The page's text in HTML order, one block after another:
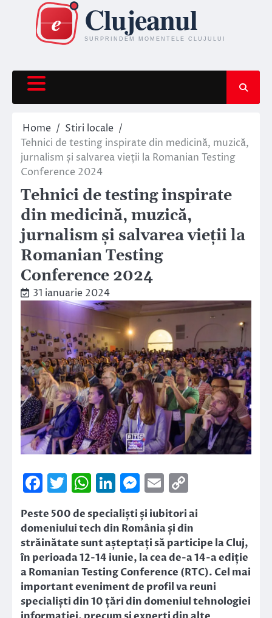
content
Home
Stiri locale
Tehnici de testing inspirate din medicină, muzică,
jurnalism și salvarea vieții la Romanian Testing
Conference 2024
Tehnici de testing inspirate
din medicină, muzică,
jurnalism și salvarea vieții la
Romanian Testing
Conference 2024
31 ianuarie 2024
Facebook
Twitter
WhatsApp
LinkedIn
Messenger
Email
Link
Peste 500 de specialiști și iubitori ai
domeniului tech din România și din
străinătate sunt așteptați să participe la Cluj,
în perioada 12-14 iunie, la cea de-a 14-a ediție
a Romanian Testing Conference (RTC). Cel mai
important eveniment de profil va reuni
specialiști din 10 țări din domeniul tehnologiei